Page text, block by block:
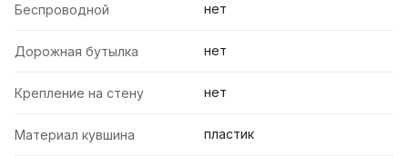
Беспроводной нет
Дорожная бутылка нет
Крепление на стену нет
Материал кувшина пластик